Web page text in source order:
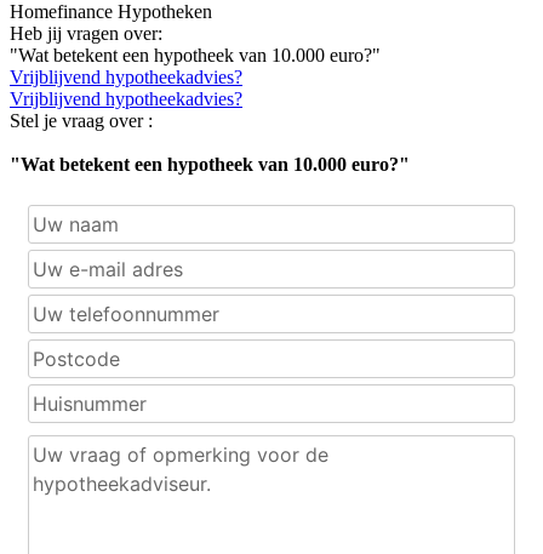
Homefinance Hypotheken
Heb jij vragen over:
"Wat betekent een hypotheek van 10.000 euro?"
Vrijblijvend hypotheekadvies?
Vrijblijvend hypotheekadvies?
Stel je vraag over :
"Wat betekent een hypotheek van 10.000 euro?"